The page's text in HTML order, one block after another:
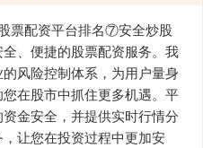
票配资平台排名⑦安全炒股
、便捷的股票配资服务。我
风险控制体系，为用户量身
在股市中抓住更多机遇。平
金安全，并提供实时行情分
让您在投资过程中更加安